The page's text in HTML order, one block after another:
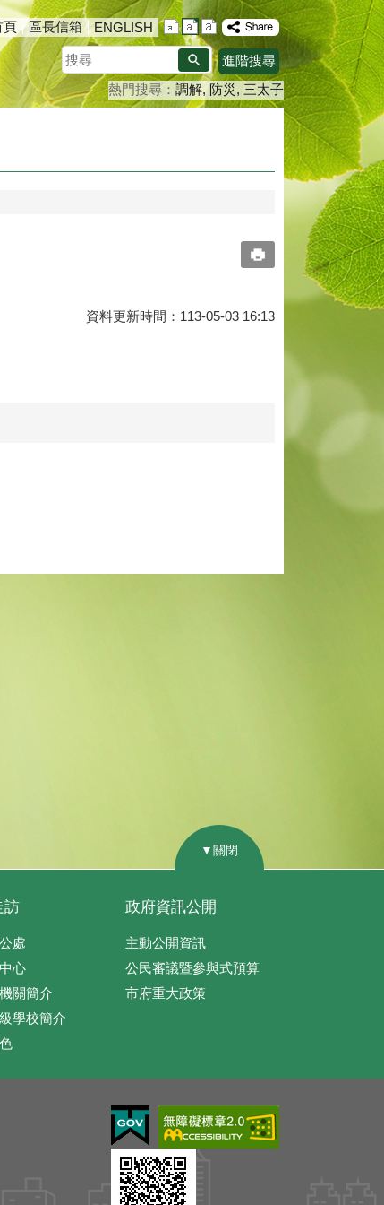
頁 區長信箱
ENGLISH
搜
尋
進階搜尋
熱門搜尋： 調解 防災
三太子
資料更新時間：113-05-03 16:13
▼關閉
訪
處
心
關簡介
學校簡介
政府資訊公開
主動公開資訊
公民審議暨參與式預算
市府重大政策